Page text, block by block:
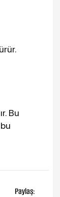
Bu
Paylaş: